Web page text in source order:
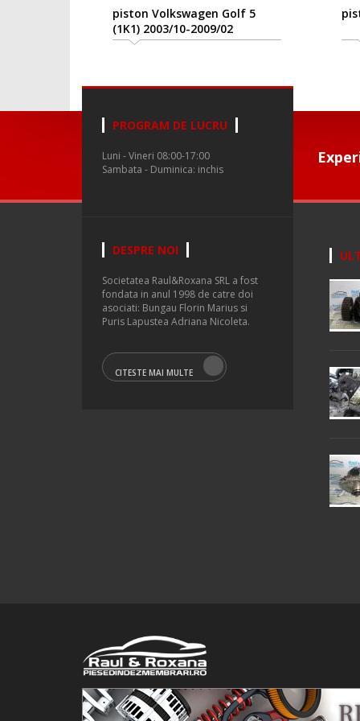
piston Volkswagen Golf 5
(1K1) 2003/10-2009/02
PROGRAM DE LUCRU
Luni - Vineri 08:00-17:00
Sambata - Duminica: inchis
DESPRE NOI
Societatea Raul&Roxana SRL a fost
fondata in anul 1998 de catre doi
asociati: Bungau Florin Marius si
Puris Lapustea Adriana Nicoleta.
CITESTE MAI MULTE
© 2016 Raul&Roxana SRL. Toate drepturile rezervate.